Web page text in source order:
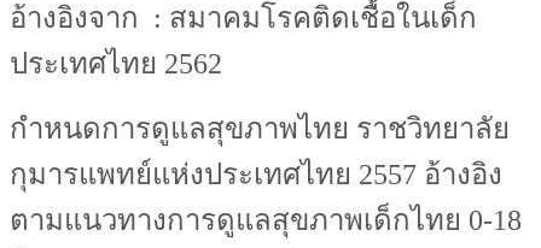
อ้างอิงจาก : สมาคมโรคติดเชื้อในเด็ก
ประเทศไทย 2562
กำหนดการดูแลสุขภาพไทย ราชวิทยาลัย
กุมารแพทย์แห่งประเทศไทย 2557 อ้างอิง
ตามแนวทางการดูแลสุขภาพเด็กไทย 0-18